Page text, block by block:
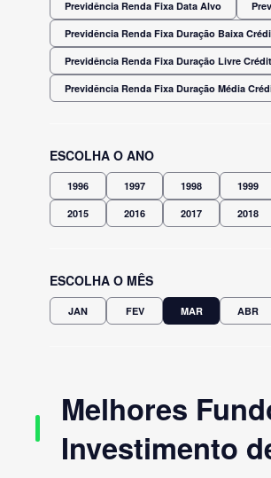
Previdência Renda Fixa Data Alvo
Previdência Renda Fixa Duração Baixa
Previdência Renda Fixa Duração Livre
Previdência Renda Fixa Duração Média
ESCOLHA O ANO
1996 1997 1998 1999
2015 2016 2017 2018
ESCOLHA O MÊS
JAN FEV MAR ABR
Melhores
Investimento